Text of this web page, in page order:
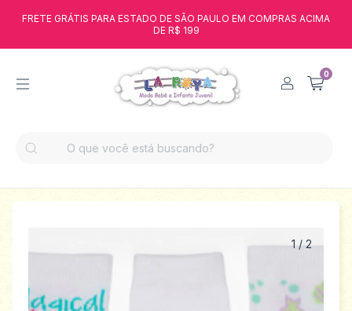
FRETE GRÁTIS PARA ESTADO DE SÃO PAULO EM COMPRAS ACIMA
DE R$ 199
0
1/2